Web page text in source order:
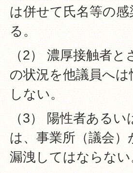
は併せて氏名等の
る。
（2） 濃厚接触者
の状況を他議員へ
しない。
（3） 陽性者ある
は、事業所（議会
漏洩してはならない